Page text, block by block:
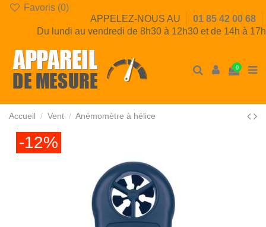
Favoris (0)
APPELEZ-NOUS AU
01 85 42 00 68
Du lundi au vendredi de 8h30 à 12h30 et de 14h à 17h
0
Accueil Vent Anémomètre à hélice
-12%